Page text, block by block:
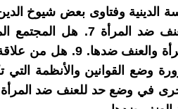
العنف ضد المرأة فكريا وسياسياً واجتماعياً. 5. دور المؤسسة الدينية وفتاوى بعض
استمرار العنف ضد المرأة. 6. أهمية التربية والتثقيف بمبادئ شرعة حقوق الإنسان في مواجهة العنف
الديمقراطي العلماني الحديث ضمانة فعلية لمكافحة وإزالة العنف ضد المرأة. 8. التبعية الاقتصادية
ومصادرة حقوق المرأة وممارسة العنف ضدها. 10. أهمية وضرورة وضع القوانين